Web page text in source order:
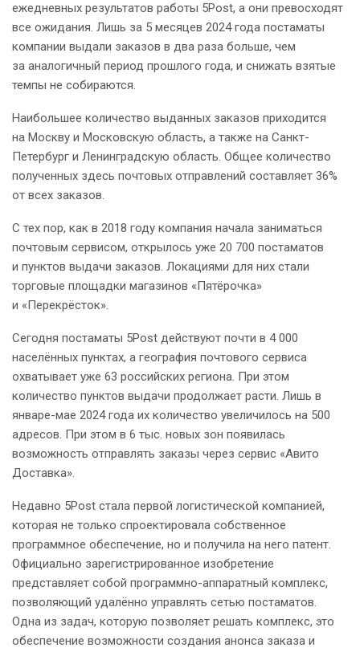
ежедневных результатов работы 5Post, а они превосходят
все ожидания. Лишь за 5 месяцев 2024 года постаматы
компании выдали заказов в два раза больше, чем
за аналогичный период прошлого года, и снижать взятые
темпы не собираются.
Наибольшее количество выданных заказов приходится
на Москву и Московскую область, а также на Санкт-
Петербург и Ленинградскую область. Общее количество
полученных здесь почтовых отправлений составляет 36%
от всех заказов.
С тех пор, как в 2018 году компания начала заниматься
почтовым сервисом, открылось уже 20 700 постаматов
и пунктов выдачи заказов. Локациями для них стали
торговые площадки магазинов «Пятёрочка»
и «Перекрёсток».
Сегодня постаматы 5Post действуют почти в 4 000
населённых пунктах, а география почтового сервиса
охватывает уже 63 российских региона. При этом
количество пунктов выдачи продолжает расти. Лишь в
январе-мае 2024 года их количество увеличилось на 500
адресов. При этом в 6 тыс. новых зон появилась
возможность отправлять заказы через сервис «Авито
Доставка».
Недавно 5Post стала первой логистической компанией,
которая не только спроектировала собственное
программное обеспечение, но и получила на него патент.
Официально зарегистрированное изобретение
представляет собой программно-аппаратный комплекс,
позволяющий удалённо управлять сетью постаматов.
Одна из задач, которую позволяет решать комплекс, это
обеспечение возможности создания анонса заказа и